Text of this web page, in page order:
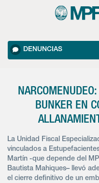
DENUNCIAS
BUNKER EN
La Unidad Fiscal
vinculados a
Martín -que depende del
Bautista Mahiques– llevó
el cierre definitivo de un